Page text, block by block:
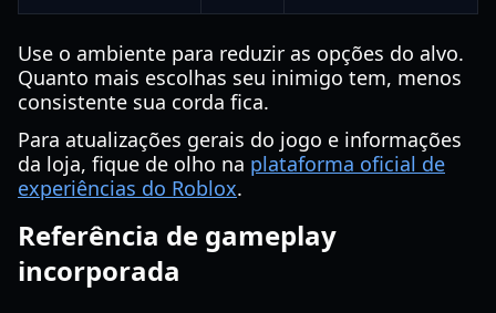
Use o ambiente para reduzir as opções do alvo.
Quanto mais escolhas seu inimigo tem, menos
consistente sua corda fica.
Para atualizações gerais do jogo e informações
da loja, fique de olho na plataforma oficial de
experiências do Roblox.
Referência de gameplay
incorporada